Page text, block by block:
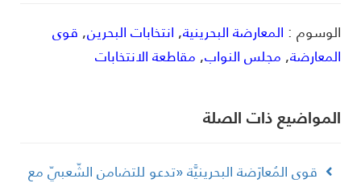
:المعارضة البحرينية,انتخابات البحرين,قوى
,مجلس النواب,مقاطعة الانتخابات
ذات الصلة
قوى المُعارَضة البحرينيَّة «تدعو للتضامن الشّعبيّ مع